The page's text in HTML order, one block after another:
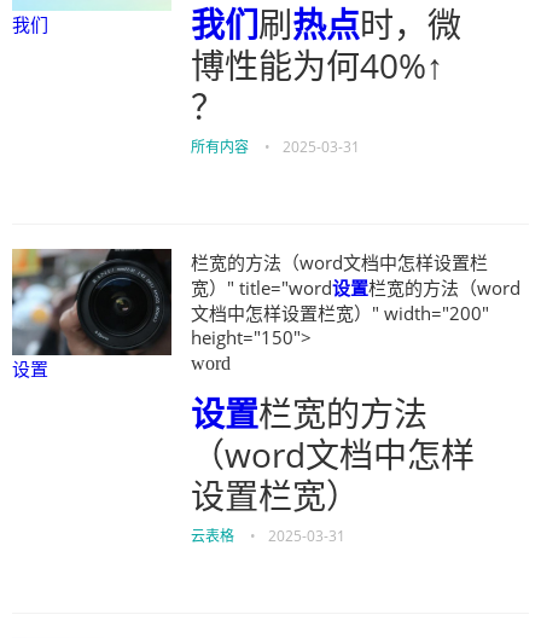
我们 我们刷热点时，微
博性能为何40%↑
？
所有内容 • 2025-03-31
设置
栏宽的方法（word文档中怎样设置栏
宽）" title="word设置栏宽的方法（word
文档中怎样设置栏宽）" width="200"
height="150">
word
设置栏宽的方法
（word文档中怎样
设置栏宽）
云表格 • 2025-03-31